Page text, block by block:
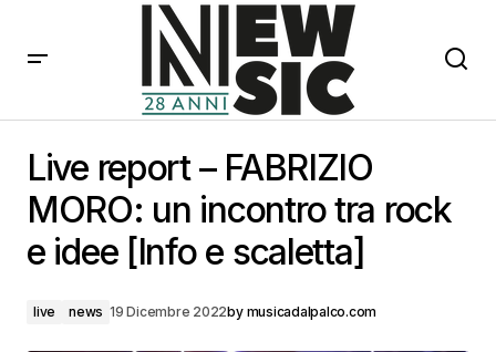
Live report – FABRIZIO
MORO: un incontro tra rock
e idee [Info e scaletta]
live news 19 Dicembre 2022by musicadalpalco.com